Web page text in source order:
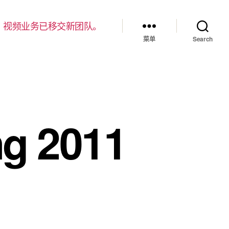
频业务已移交新团队。
菜单 Search
2011